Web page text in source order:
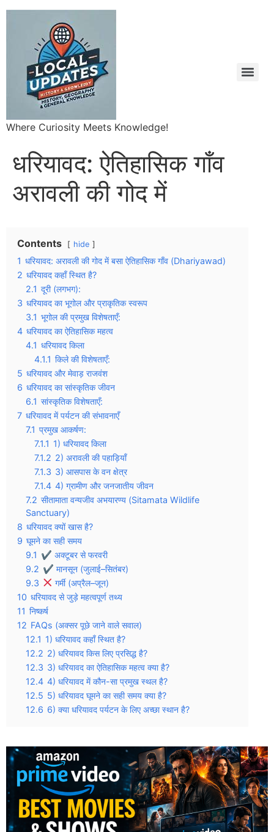
Where Curiosity Meets Knowledge!
धरियावद: ऐतिहासिक गाँव
अरावली की गोद में
Contents hide
1 धरियावद: अरावली की गोद में बसा ऐतिहासिक गाँव (Dhariyawad)
2 धरियावद कहाँ स्थित है?
2.1 दूरी (लगभग):
3 धरियावद का भूगोल और प्राकृतिक स्वरूप
3.1 भूगोल की प्रमुख विशेषताएँ:
4 धरियावद का ऐतिहासिक महत्व
4.1 धरियावद किला
4.1.1 किले की विशेषताएँ:
5 धरियावद और मेवाड़ राजवंश
6 धरियावद का सांस्कृतिक जीवन
6.1 सांस्कृतिक विशेषताएँ:
7 धरियावद में पर्यटन की संभावनाएँ
7.1 प्रमुख आकर्षण:
7.1.1 1) धरियावद किला
7.1.2 2) अरावली की पहाड़ियाँ
7.1.3 3) आसपास के वन क्षेत्र
7.1.4 4) ग्रामीण और जनजातीय जीवन
7.2 सीतामाता वन्यजीव अभयारण्य (Sitamata Wildlife
Sanctuary)
8 धरियावद क्यों खास है?
9 घूमने का सही समय
9.1 ✔ अक्टूबर से फरवरी
9.2 ✔ मानसून (जुलाई–सितंबर)
9.3
गर्मी (अप्रैल–जून)
10 धरियावद से जुड़े महत्वपूर्ण तथ्य
11 निष्कर्ष
12 FAQs (अक्सर पूछे जाने वाले सवाल)
12.1 1) धरियावद कहाँ स्थित है?
12.2 2) धरियावद किस लिए प्रसिद्ध है?
12.3 3) धरियावद का ऐतिहासिक महत्व क्या है?
12.4 4) धरियावद में कौन-सा प्रमुख स्थल है?
12.5 5) धरियावद घूमने का सही समय क्या है?
12.6 6) क्या धरियावद पर्यटन के लिए अच्छा स्थान है?